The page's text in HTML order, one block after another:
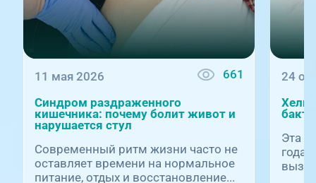
11 мая 2026 661
Синдром раздраженного
кишечника: почему болит живот и
нарушается стул
Современный ритм жизни часто не
оставляет времени на нормальное
питание, отдых и восстановление...
24
Эта